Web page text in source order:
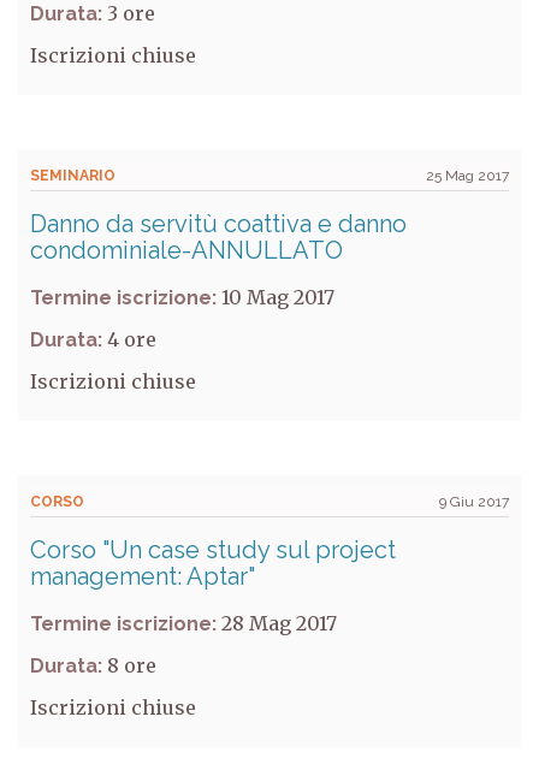
Durata: 3
Iscrizioni chiuse
SEMINARIO 25 Mag 2017
Danno da servitù coattiva e danno
condominiale-ANNULLATO
Termine iscrizione: 10 Mag 2017
Durata: 4
Iscrizioni chiuse
CORSO 9 Giu 2017
Corso "Un case study sul project
management: Aptar"
Termine iscrizione: 28 Mag 2017
Durata: 8
Iscrizioni chiuse